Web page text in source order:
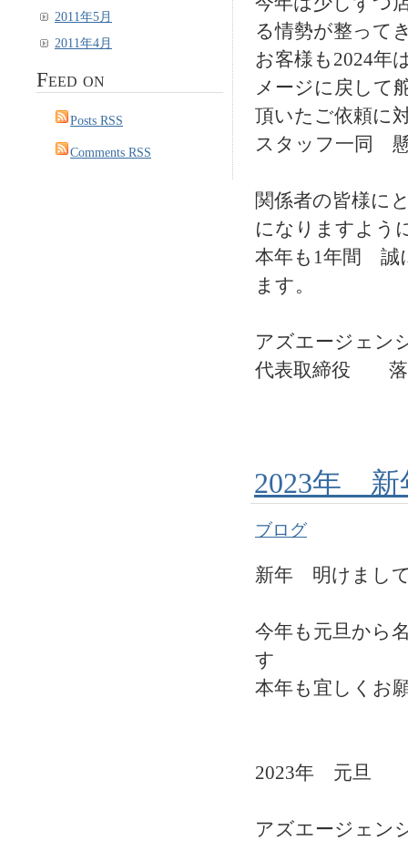
る情勢が整って
お客様も2024年
メージに戻して
頂いたご依頼に
スタッフ一同
関係者の皆様に
になりますよう
本年も1年間 誠
ます。
アズエージェン
代表取締役
2023年 新
ブログ
新年 明けまし
今年も元旦から
す
本年も宜しくお
2023年 元旦
アズエージェン
2011年5月
2011年4月
Feed on
Posts RSS
Comments RSS